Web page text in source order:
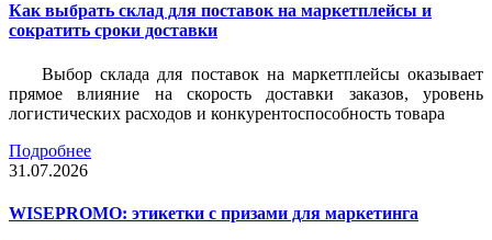
Как выбрать склад для поставок на маркетплейсы и
сократить сроки доставки
Выбор склада для поставок на маркетплейсы оказывает
прямое влияние на скорость доставки заказов, уровень
логистических расходов и конкурентоспособность товара
Подробнее
31.07.2026
WISEPROMO: этикетки с призами для маркетинга